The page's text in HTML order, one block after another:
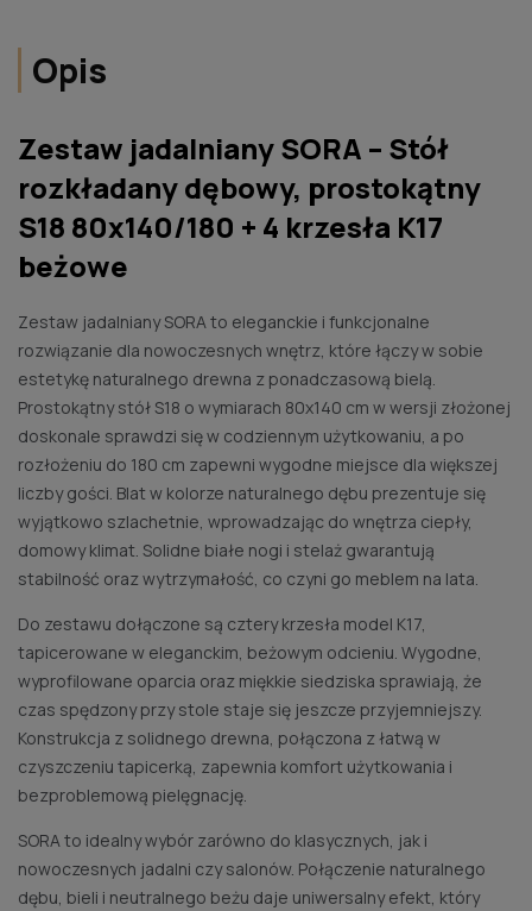
Opis
Zestaw jadalniany SORA – Stół
rozkładany dębowy, prostokątny
S18 80x140/180 + 4 krzesła K17
beżowe
Zestaw jadalniany SORA to eleganckie i funkcjonalne
rozwiązanie dla nowoczesnych wnętrz, które łączy w sobie
estetykę naturalnego drewna z ponadczasową bielą.
Prostokątny stół S18 o wymiarach 80x140 cm w wersji złożonej
doskonale sprawdzi się w codziennym użytkowaniu, a po
rozłożeniu do 180 cm zapewni wygodne miejsce dla większej
liczby gości. Blat w kolorze naturalnego dębu prezentuje się
wyjątkowo szlachetnie, wprowadzając do wnętrza ciepły,
domowy klimat. Solidne białe nogi i stelaż gwarantują
stabilność oraz wytrzymałość, co czyni go meblem na lata.
Do zestawu dołączone są cztery krzesła model K17,
tapicerowane w eleganckim, beżowym odcieniu. Wygodne,
wyprofilowane oparcia oraz miękkie siedziska sprawiają, że
czas spędzony przy stole staje się jeszcze przyjemniejszy.
Konstrukcja z solidnego drewna, połączona z łatwą w
czyszczeniu tapicerką, zapewnia komfort użytkowania i
bezproblemową pielęgnację.
SORA to idealny wybór zarówno do klasycznych, jak i
nowoczesnych jadalni czy salonów. Połączenie naturalnego
dębu, bieli i neutralnego beżu daje uniwersalny efekt, który